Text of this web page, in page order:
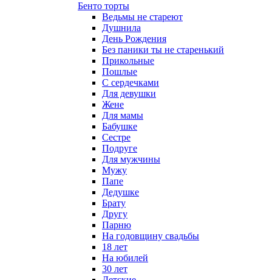
Бенто торты
Ведьмы не стареют
Душнила
День Рождения
Без паники ты не старенький
Прикольные
Пошлые
С сердечками
Для девушки
Жене
Для мамы
Бабушке
Сестре
Подруге
Для мужчины
Мужу
Папе
Дедушке
Брату
Другу
Парню
На годовщину свадьбы
18 лет
На юбилей
30 лет